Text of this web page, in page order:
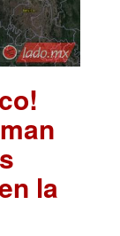
la